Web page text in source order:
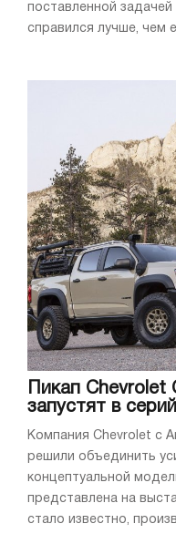
поставленной
справился лучше, чем
Пикап Chevrolet
запустят в
Компания Chevrolet с
решили объединить
концептуальной
представлена на
стало известно,